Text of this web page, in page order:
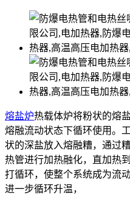
熔盐炉热载体炉将粉状的熔
熔融流动状态下循环使用。
状的深盐放入熔融糟，通过
热管进行加热融化，直加热
打循环，使整个系统成为流
进一步循环升温，